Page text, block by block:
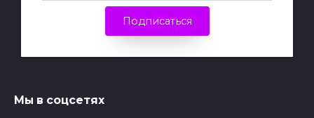
Подписаться
Мы в соцсетях